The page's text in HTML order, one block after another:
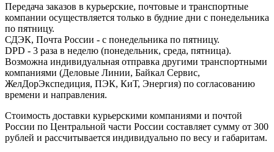
Передача заказов в курьерские, почтовые и транспортные
компании осуществляется только в будние дни с понедельника
по пятницу.
СДЭК, Почта России - с понедельника по пятницу.
DPD - 3 раза в неделю (понедельник, среда, пятница).
Возможна индивидуальная отправка другими транспортными
компаниями (Деловые Линии, Байкал Сервис,
ЖелДорЭкспедиция, ПЭК, КиТ, Энергия) по согласованию
времени и направления.
Стоимость доставки курьерскими компаниями и почтой
России по Центральной части России составляет сумму от 300
рублей и рассчитывается индивидуально по весу и габаритам.